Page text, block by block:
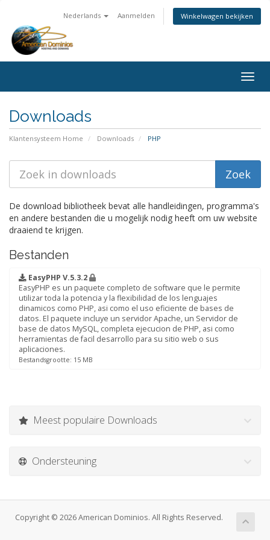
Nederlands Aanmelden Winkelwagen bekijken
Downloads
Klantensysteem Home Downloads PHP
De download bibliotheek bevat alle handleidingen, programma's
en andere bestanden die u mogelijk nodig heeft om uw website
draaiend te krijgen.
Bestanden
EasyPHP V.5.3.2
EasyPHP es un paquete completo de software que le permite
utilizar toda la potencia y la flexibilidad de los lenguajes
dinamicos como PHP, asi como el uso eficiente de bases de
datos. El paquete incluye un servidor Apache, un Servidor de
base de datos MySQL, completa ejecucion de PHP, asi como
herramientas de facil desarrollo para su sitio web o sus
aplicaciones.
Bestandsgrootte: 15 MB
Meest populaire Downloads
Ondersteuning
Copyright © 2026 American Dominios. All Rights Reserved.